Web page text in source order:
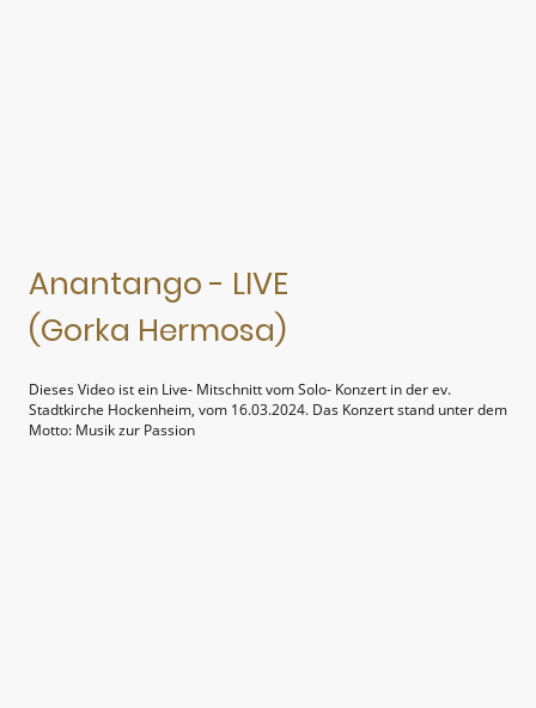
Anantango - LIVE
(Gorka Hermosa)
Dieses Video ist ein Live- Mitschnitt vom Solo- Konzert in der ev.
Stadtkirche Hockenheim, vom 16.03.2024. Das Konzert stand unter dem
Motto: Musik zur Passion